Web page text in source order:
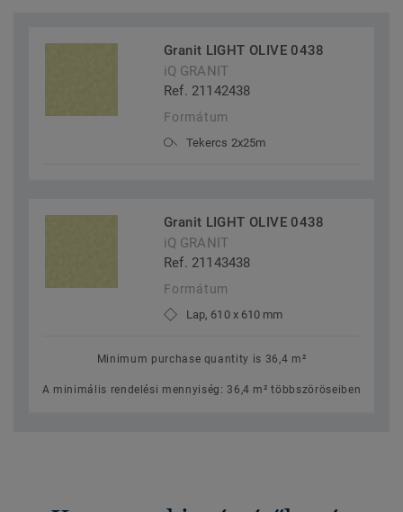
Granit LIGHT OLIVE 0438
iQ GRANIT
Ref. 21142438
Formátum
Tekercs 2x25m
Granit LIGHT OLIVE 0438
iQ GRANIT
Ref. 21143438
Formátum
Lap, 610 x 610 mm
Minimum purchase quantity is 36,4 m²
A minimális rendelési mennyiség: 36,4 m² többszöröseiben